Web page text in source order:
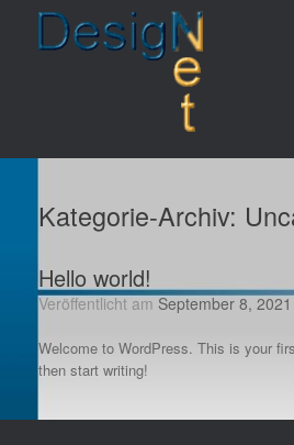
springen
Kategorie-Archiv:
Hello world!
Veröffentlicht amSeptember 8, 2021
Welcome to WordPress. This is your
then start writing!